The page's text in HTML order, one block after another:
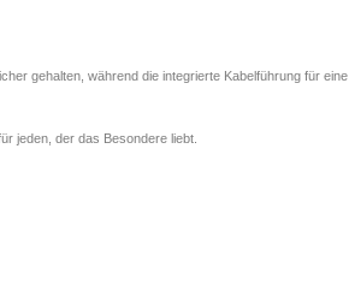
gehalten, während die integrierte Kabelführung für
jeden, der das Besondere liebt.